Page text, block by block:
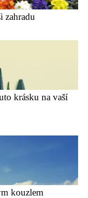
zahradu
krásku na vaší
kouzlem